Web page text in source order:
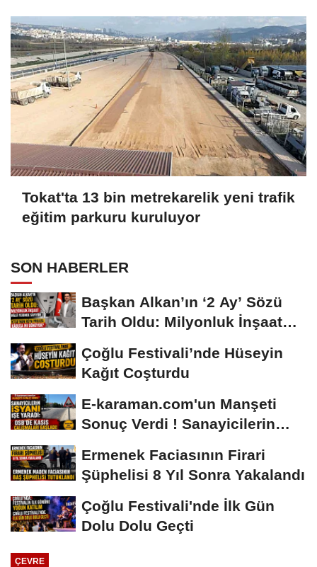
Tokat'ta 13 bin metrekarelik yeni trafik
eğitim parkuru kuruluyor
SON HABERLER
Başkan Alkan’ın ‘2 Ay’ Sözü
Tarih Oldu: Milyonluk İnşaat
Çoğlu Festivali’nde Hüseyin
Kağıt Coşturdu
E-karaman.com'un Manşeti
Sonuç Verdi ! Sanayicilerin
Ermenek Faciasının Firari
Şüphelisi 8 Yıl Sonra Yakalandı
Çoğlu Festivali'nde İlk Gün
Dolu Dolu Geçti
ÇEVRE